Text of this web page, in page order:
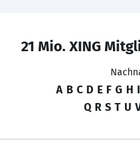
21 Mio. XING
A B C D E F G H I
Q R S T U